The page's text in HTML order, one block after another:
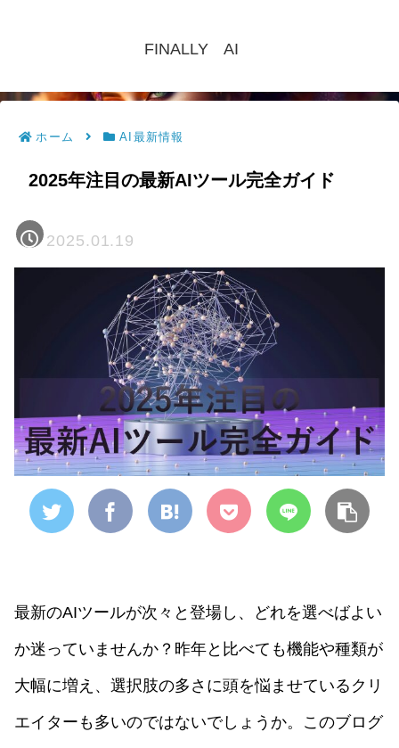
FINALLY AI
ホーム AI最新情報
2025年注目の最新AIツール完全ガイド
2025.01.19
最新のAIツールが次々と登場し、どれを選べばよい
か迷っていませんか？ 昨年と比べても機能や種類が
大幅に増え、選択肢の多さに頭を悩ませているクリ
エイターも多いのではないでしょうか。 このブログ